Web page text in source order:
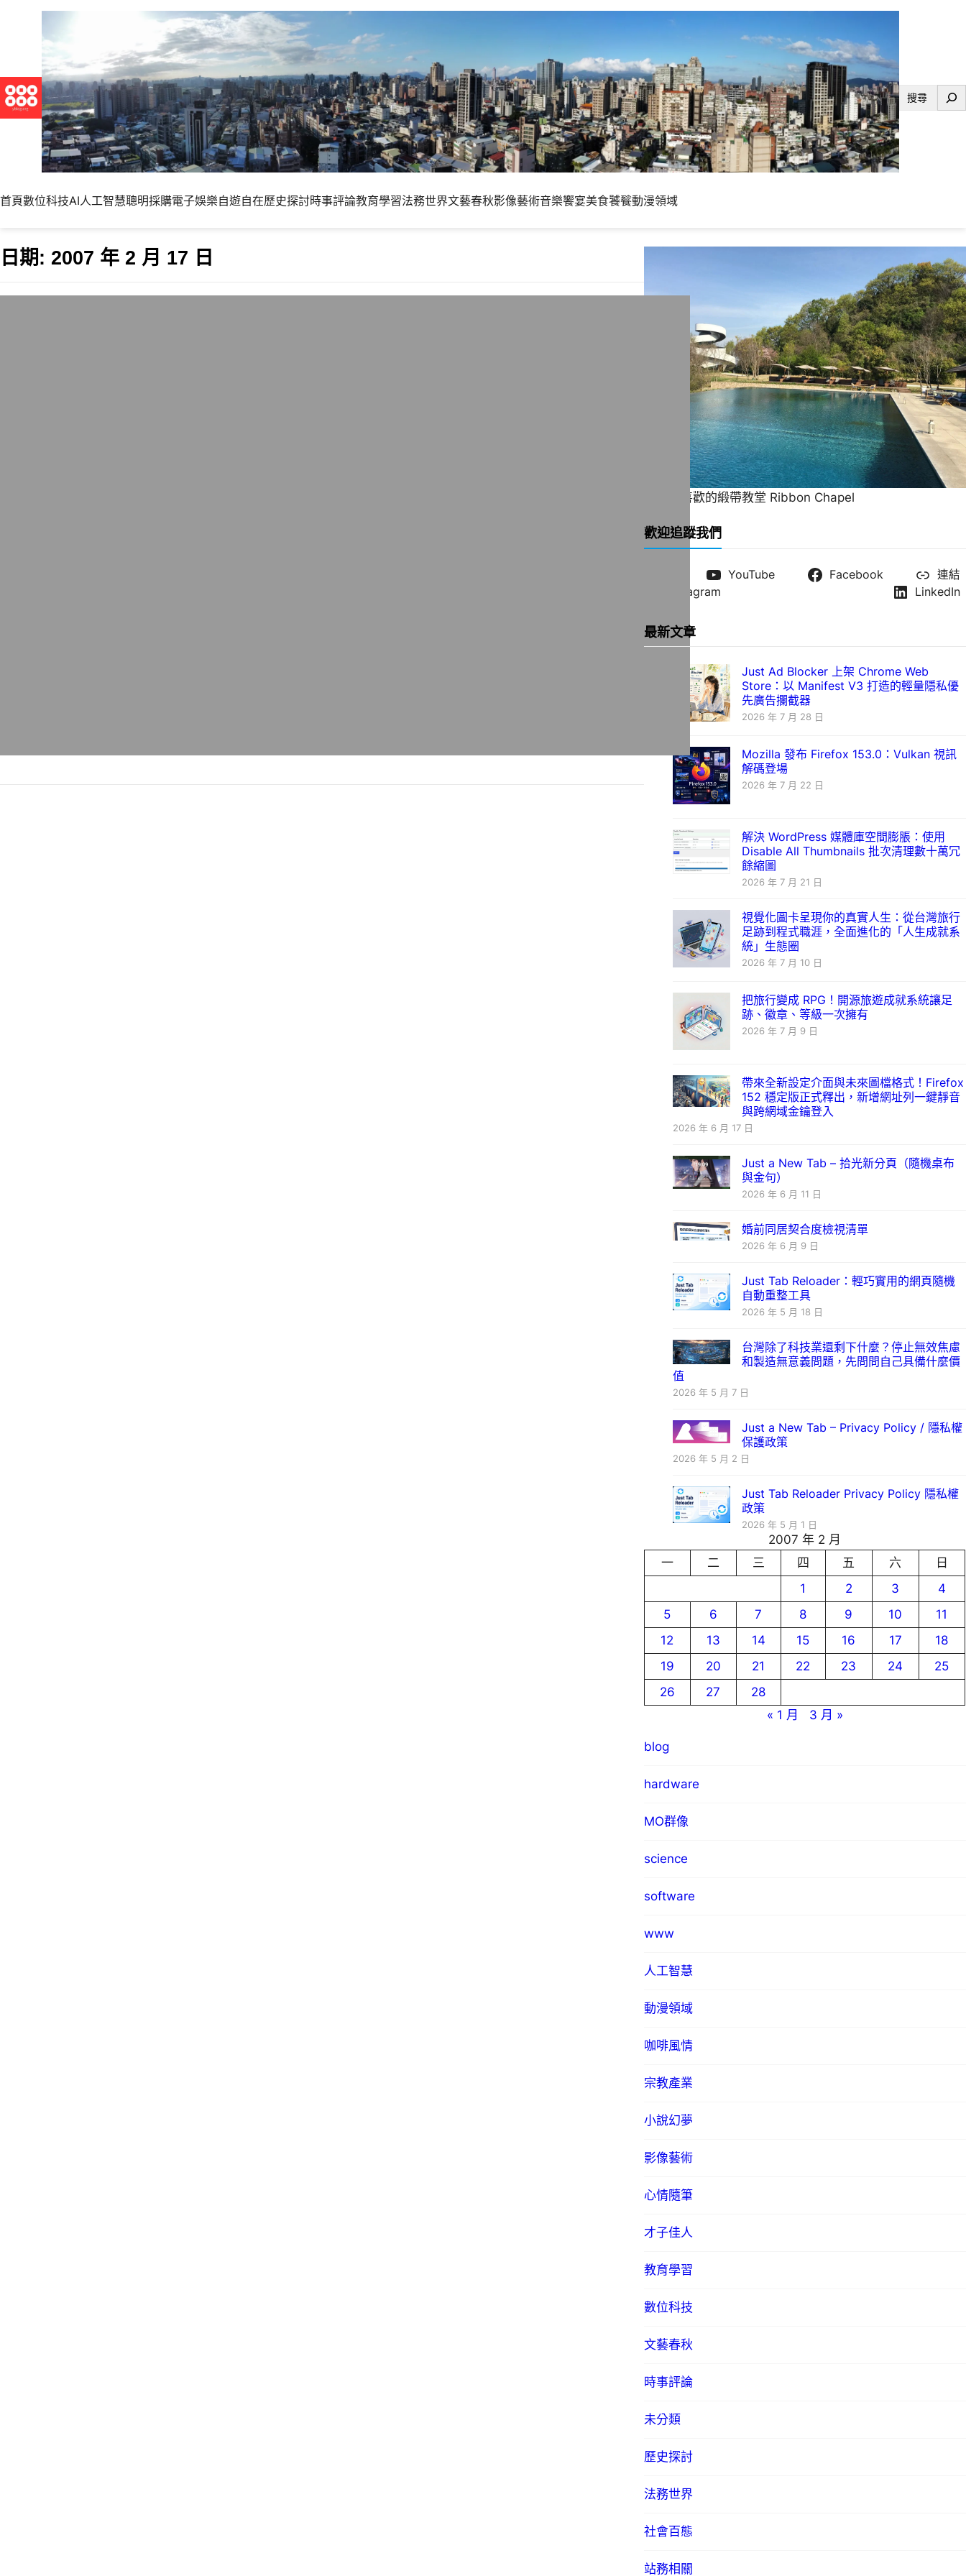
搜
首頁數位科技AI人工智慧聰明採購電子娛樂自遊自在歷史探討時事評論教育學習法務世界文藝春秋影像藝術音樂饗宴美食饕餮動漫領域
日期: 2007 年 2 月 17 日
一直很喜歡的緞帶教堂 Ribbon Chapel
歡迎追蹤我們
YouTube Facebook
連結
Instagram
LinkedIn
最新文章
Just Ad Blocker 上架 Chrome Web
Store：以 Manifest V3 打造的輕量隱私優
先廣告攔截器
2026 年 7 月 28 日
Mozilla 發布 Firefox 153.0：Vulkan 視訊
解碼登場
2026 年 7 月 22 日
解決 WordPress 媒體庫空間膨脹：使用
Disable All Thumbnails 批次清理數十萬冗
餘縮圖
2026 年 7 月 21 日
視覺化圖卡呈現你的真實人生：從台灣旅行
足跡到程式職涯，全面進化的「人生成就系
統」生態圈
2026 年 7 月 10 日
把旅行變成 RPG！開源旅遊成就系統讓足
跡、徽章、等級一次擁有
2026 年 7 月 9 日
帶來全新設定介面與未來圖檔格式！Firefox
152 穩定版正式釋出，新增網址列一鍵靜音
與跨網域金鑰登入
2026 年 6 月 17 日
Just a New Tab – 拾光新分頁（隨機桌布
與金句）
2026 年 6 月 11 日
婚前同居契合度檢視清單
2026 年 6 月 9 日
Just Tab Reloader：輕巧實用的網頁隨機
自動重整工具
2026 年 5 月 18 日
台灣除了科技業還剩下什麼？停止無效焦慮
和製造無意義問題，先問問自己具備什麼價
值
2026 年 5 月 7 日
Just a New Tab – Privacy Policy / 隱私權
保護政策
2026 年 5 月 2 日
Just Tab Reloader Privacy Policy 隱私權
政策
2026 年 5 月 1 日
2007 年 2 月
一
二 三 四 五 六
日
1
2 3
4
5
6 7 8 9 10
11
12
13 14 15 16 17
18
19
20 21 22 23 24
25
26
27
28
« 1 月
3 月 »
blog
hardware
MO群像
science
software
www
人工智慧
動漫領域
咖啡風情
宗教產業
小說幻夢
影像藝術
心情隨筆
才子佳人
教育學習
數位科技
文藝春秋
時事評論
未分類
歷史探討
法務世界
社會百態
站務相關